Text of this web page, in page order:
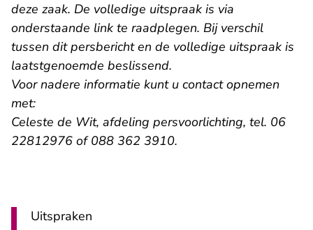
deze zaak. De volledige uitspraak is via
onderstaande link te raadplegen. Bij verschil
tussen dit persbericht en de volledige uitspraak is
laatstgenoemde beslissend.
Voor nadere informatie kunt u contact opnemen
met:
Celeste de Wit, afdeling persvoorlichting, tel. 06
22812976 of 088 362 3910.
Uitspraken